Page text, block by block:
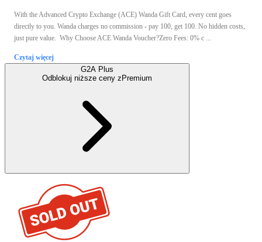
With the Advanced Crypto Exchange (ACE) Wanda Gift Card, every cent goes
directly to you. Wanda charges no commission - pay 100, get 100. No hidden costs,
just pure value. Why Choose ACE Wanda Voucher?Zero Fees: 0% c ...
Czytaj więcej
G2A Plus
Odblokuj niższe ceny z Premium